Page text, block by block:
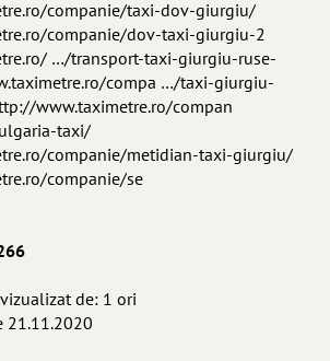
companie/taxi-dov-giurgiu/
companie/dov-taxi-giurgiu-2
…/transport-taxi-giurgiu-ruse-
compa …/taxi-giurgiu-
www.taximetre.ro/compan
taxi/
companie/metidian-taxi-giurgiu/
companie/se
de: 1 ori
21.11.2020